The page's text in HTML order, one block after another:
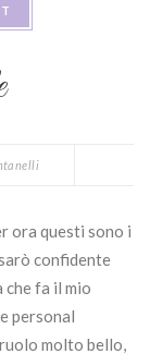
ora questi sono i
confidente
che fa il mio
personal
molto bello,